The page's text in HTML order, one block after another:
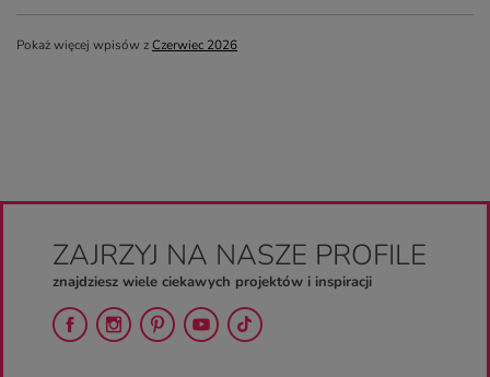
Pokaż więcej wpisów zCzerwiec 2026
ZAJRZYJ NA NASZE PROFILE
znajdziesz wiele ciekawych projektów i inspiracji